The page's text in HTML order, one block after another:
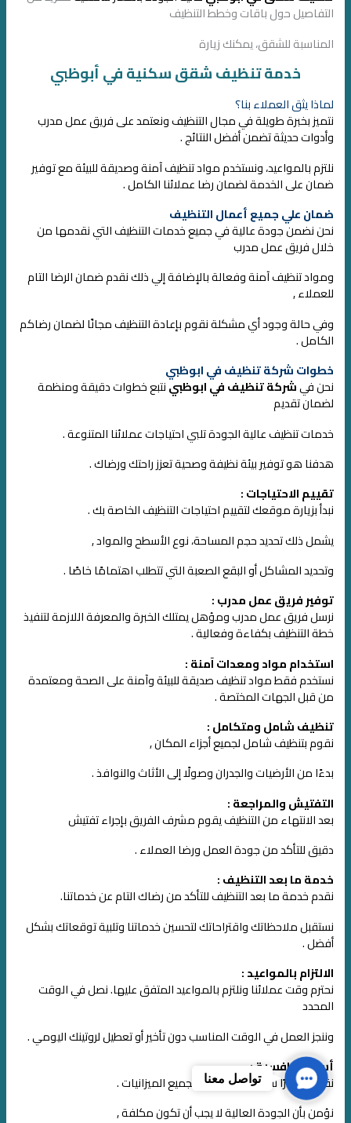
التفاصيل حول باقات وخطط التنظيف
المناسبة للشقق، يمكنك زيارة
خدمة تنظيف شقق سكنية في أبوظبي
لماذا يثق العملاء بنا؟
نتميز بخبرة طويلة في مجال التنظيف ونعتمد على فريق عمل مدرب
وأدوات حديثة تضمن أفضل النتائج .
نلتزم بالمواعيد، ونستخدم مواد تنظيف آمنة وصديقة للبيئة مع توفير
ضمان على الخدمة لضمان رضا عملائنا الكامل .
ضمان علي جميع أعمال التنظيف
نحن نضمن جودة عالية في جميع خدمات التنظيف التي نقدمها من
خلال فريق عمل مدرب
ومواد تنظيف آمنة وفعالة بالإضافة إلي ذلك نقدم ضمان الرضا التام
للعملاء ,
وفي حالة وجود أي مشكلة نقوم بإعادة التنظيف مجانًا لضمان رضاكم
الكامل .
خطوات شركة تنظيف في ابوظبي
نحن فيشركة تنظيف في ابوظبينتبع خطوات دقيقة ومنظمة
لضمان تقديم
خدمات تنظيف عالية الجودة تلبي احتياجات عملائنا المتنوعة .
هدفنا هو توفير بيئة نظيفة وصحية تعزز راحتك ورضاك .
تقييم الاحتياجات :
نبدأ بزيارة موقعك لتقييم احتياجات التنظيف الخاصة بك .
يشمل ذلك تحديد حجم المساحة، نوع الأسطح والمواد ,
وتحديد المشاكل أو البقع الصعبة التي تتطلب اهتمامًا خاصًا .
توفير فريق عمل مدرب :
نرسل فريق عمل مدرب ومؤهل يمتلك الخبرة والمعرفة اللازمة لتنفيذ
خطة التنظيف بكفاءة وفعالية .
استخدام مواد ومعدات آمنة :
نستخدم فقط مواد تنظيف صديقة للبيئة وآمنة على الصحة ومعتمدة
من قبل الجهات المختصة .
تنظيف شامل ومتكامل :
نقوم بتنظيف شامل لجميع أجزاء المكان ,
بدءًا من الأرضيات والجدران وصولًا إلى الأثاث والنوافذ .
التفتيش والمراجعة :
بعد الانتهاء من التنظيف يقوم مشرف الفريق بإجراء تفتيش
دقيق للتأكد من جودة العمل ورضا العملاء .
خدمة ما بعد التنظيف :
نقدم خدمة ما بعد التنظيف للتأكد من رضاك التام عن خدماتنا.
نستقبل ملاحظاتك واقتراحاتك لتحسين خدماتنا وتلبية توقعاتك بشكل
أفضل .
الالتزام بالمواعيد :
نحترم وقت عملائنا ونلتزم بالمواعيد المتفق عليها. نصل في الوقت
المحدد
وننجز العمل في الوقت المناسب دون تأخير أو تعطيل لروتينك اليومي .
أسعار تنافسية :
نقدم أسعارًا تنافسية ومناسبة لجميع الميزانيات .
نؤمن بأن الجودة العالية لا يجب أن تكون مكلفة ,
Contact
Us
تواصل معنا